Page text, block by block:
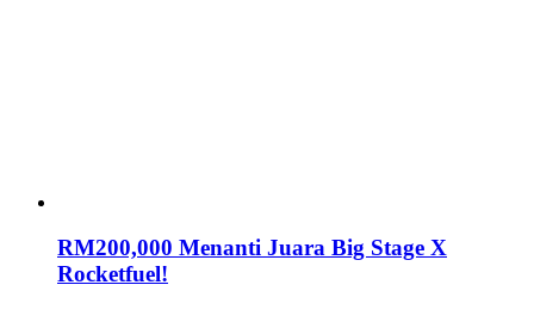
RM200,000 Menanti Juara Big Stage X
Rocketfuel!